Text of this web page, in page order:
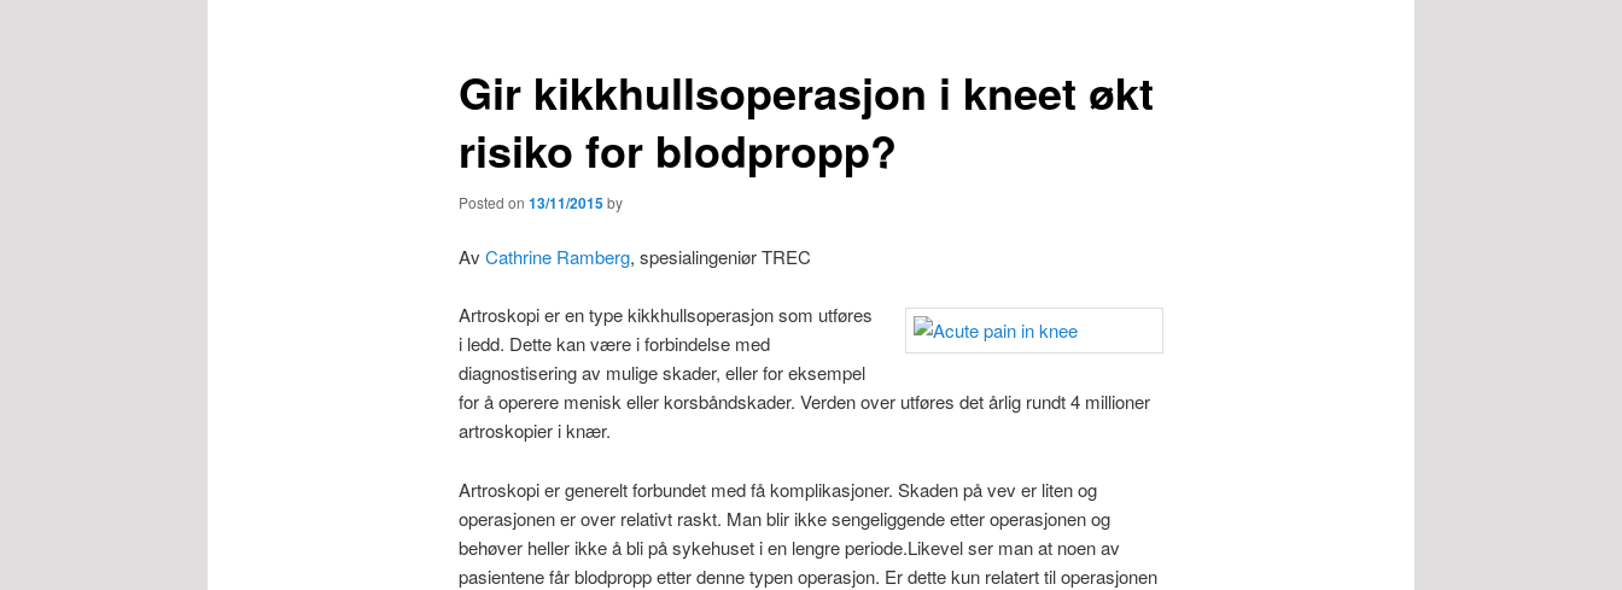
Gir kikkhullsoperasjon i kneet økt
risiko for blodpropp?
Posted on 13/11/2015by
Av Cathrine Ramberg, spesialingeniør TREC
Artroskopi er en type kikkhullsoperasjon som utføres
i ledd. Dette kan være i forbindelse med
diagnostisering av mulige skader, eller for eksempel
for å operere menisk eller korsbåndskader. Verden over utføres det årlig rundt 4 millioner
artroskopier i knær.
Artroskopi er generelt forbundet med få komplikasjoner. Skaden på vev er liten og
operasjonen er over relativt raskt. Man blir ikke sengeliggende etter operasjonen og
behøver heller ikke å bli på sykehuset i en lengre periode.Likevel ser man at noen av
pasientene får blodpropp etter denne typen operasjon. Er dette kun relatert til operasjonen